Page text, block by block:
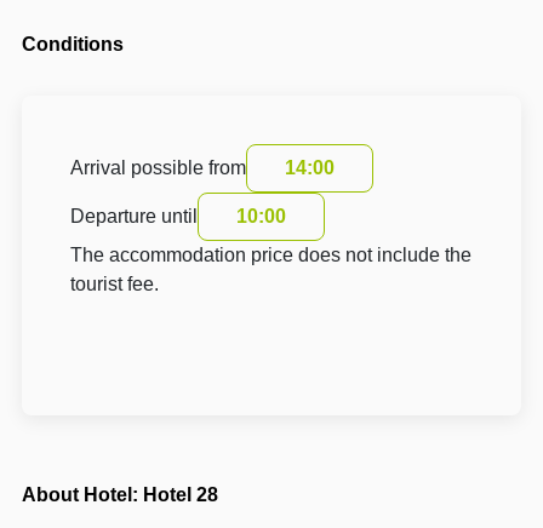
Conditions
Arrival possible from 14:00
Departure until
10:00
The accommodation price does not include the
tourist fee.
About Hotel: Hotel 28